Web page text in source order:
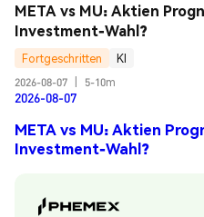
META vs MU: Aktien
Investment-Wahl?
Fortgeschritten
KI
2026-08-07
5-10m
2026-08-07
META vs MU: Aktien
Investment-Wahl?